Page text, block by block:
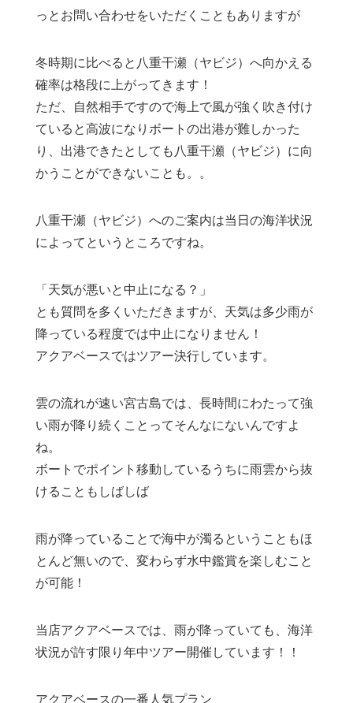
っとお問い合わせをいただくこともありますが
冬時期に比べると八重干瀬（ヤビジ）へ向かえる
確率は格段に上がってきます！
ただ、自然相手ですので海上で風が強く吹き付け
ていると高波になりボートの出港が難しかった
り、出港できたとしても八重干瀬（ヤビジ）に向
かうことができないことも。。
八重干瀬（ヤビジ）へのご案内は当日の海洋状況
によってというところですね。
「天気が悪いと中止になる？」
とも質問を多くいただきますが、天気は多少雨が
降っている程度では中止になりません！
アクアベースではツアー決行しています。
雲の流れが速い宮古島では、長時間にわたって強
い雨が降り続くことってそんなにないんですよ
ね。
ボートでポイント移動しているうちに雨雲から抜
けることもしばしば
雨が降っていることで海中が濁るということもほ
とんど無いので、変わらず水中鑑賞を楽しむこと
が可能！
当店アクアベースでは、雨が降っていても、海洋
状況が許す限り年中ツアー開催しています！！
アクアベースの一番人気プラン